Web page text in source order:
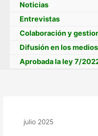
Noticias
Entrevistas
Colaboración y
Difusión en los medios
Aprobada la ley 7/
julio 2025